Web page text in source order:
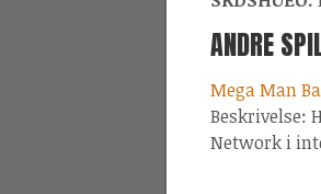
ANDRE
Mega Man
Beskrivelse:
Network i